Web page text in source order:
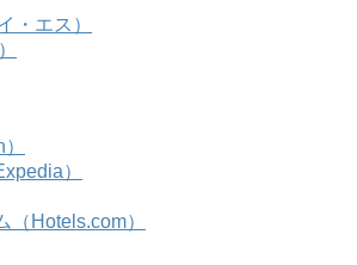
・エス）
）
（Hotels.com）